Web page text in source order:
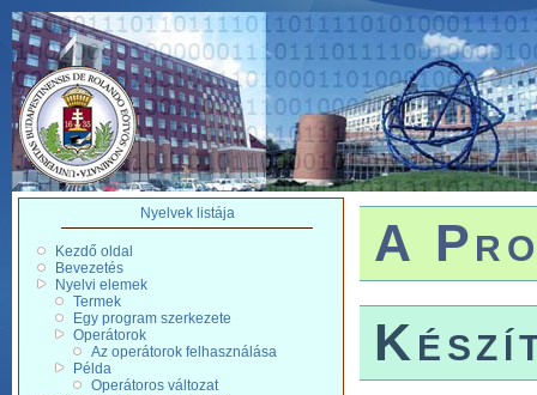
Nyelvek listája
Kezdő oldal
Bevezetés
Nyelvi elemek
Termek
Egy program szerkezete
Operátorok
Az operátorok felhasználása
Példa
Operátoros változat
A